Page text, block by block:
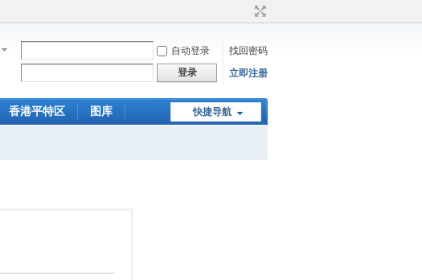
自动登录
找回密码
登录 立即注册
快捷导航
香港平特区 图库